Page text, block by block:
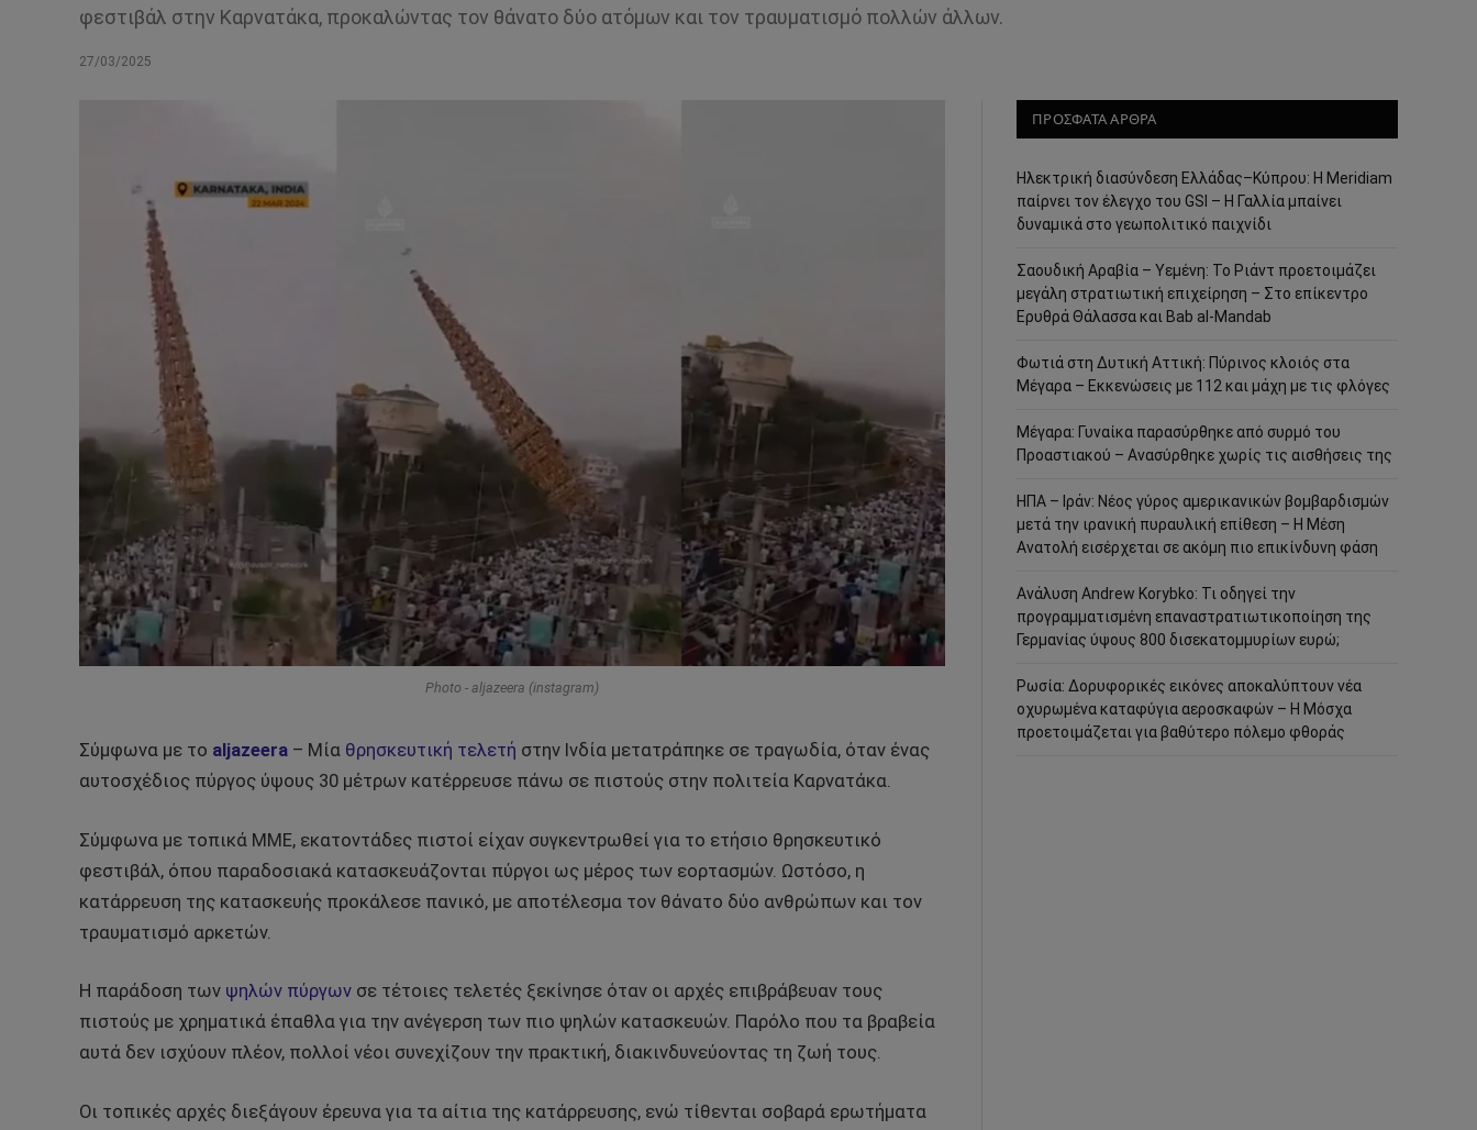
φεστιβάλ στην Καρνατάκα, προκαλώντας τον θάνατο δύο ατόμων και τον τραυματισμό πολλών άλλων.
27/03/2025
Photo - aljazeera (instagram)
Σύμφωνα με το aljazeera – Μία θρησκευτική τελετή στην Ινδία μετατράπηκε σε τραγωδία, όταν ένας
αυτοσχέδιος πύργος ύψους 30 μέτρων κατέρρευσε πάνω σε πιστούς στην πολιτεία Καρνατάκα.
Σύμφωνα με τοπικά ΜΜΕ, εκατοντάδες πιστοί είχαν συγκεντρωθεί για το ετήσιο θρησκευτικό
φεστιβάλ, όπου παραδοσιακά κατασκευάζονται πύργοι ως μέρος των εορτασμών. Ωστόσο, η
κατάρρευση της κατασκευής προκάλεσε πανικό, με αποτέλεσμα τον θάνατο δύο ανθρώπων και τον
τραυματισμό αρκετών.
Η παράδοση των ψηλών πύργων σε τέτοιες τελετές ξεκίνησε όταν οι αρχές επιβράβευαν τους
πιστούς με χρηματικά έπαθλα για την ανέγερση των πιο ψηλών κατασκευών. Παρόλο που τα βραβεία
αυτά δεν ισχύουν πλέον, πολλοί νέοι συνεχίζουν την πρακτική, διακινδυνεύοντας τη ζωή τους.
Οι τοπικές αρχές διεξάγουν έρευνα για τα αίτια της κατάρρευσης, ενώ τίθενται σοβαρά ερωτήματα
ΠΡΟΣΦΑΤΑ ΑΡΘΡΑ
Ηλεκτρική διασύνδεση Ελλάδας–Κύπρου: Η Meridiam
παίρνει τον έλεγχο του GSI – Η Γαλλία μπαίνει
δυναμικά στο γεωπολιτικό παιχνίδι
Σαουδική Αραβία – Υεμένη: Το Ριάντ προετοιμάζει
μεγάλη στρατιωτική επιχείρηση – Στο επίκεντρο
Ερυθρά Θάλασσα και Bab al-Mandab
Φωτιά στη Δυτική Αττική: Πύρινος κλοιός στα
Μέγαρα – Εκκενώσεις με 112 και μάχη με τις φλόγες
Μέγαρα: Γυναίκα παρασύρθηκε από συρμό του
Προαστιακού – Ανασύρθηκε χωρίς τις αισθήσεις της
ΗΠΑ – Ιράν: Νέος γύρος αμερικανικών βομβαρδισμών
μετά την ιρανική πυραυλική επίθεση – Η Μέση
Ανατολή εισέρχεται σε ακόμη πιο επικίνδυνη φάση
Ανάλυση Andrew Korybko: Τι οδηγεί την
προγραμματισμένη επαναστρατιωτικοποίηση της
Γερμανίας ύψους 800 δισεκατομμυρίων ευρώ;
Ρωσία: Δορυφορικές εικόνες αποκαλύπτουν νέα
οχυρωμένα καταφύγια αεροσκαφών – Η Μόσχα
προετοιμάζεται για βαθύτερο πόλεμο φθοράς